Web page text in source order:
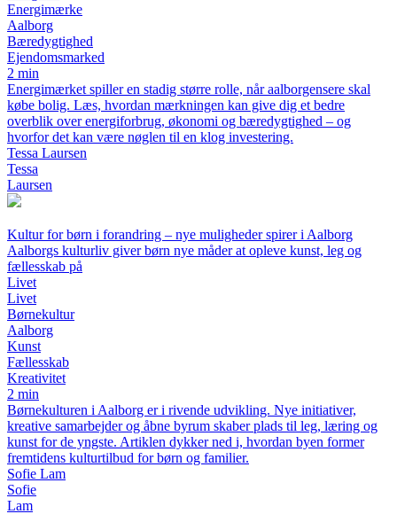
Energimærke
Aalborg
Bæredygtighed
Ejendomsmarked
2 min
Energimærket spiller en stadig større rolle, når aalborgensere skal
købe bolig. Læs, hvordan mærkningen kan give dig et bedre
overblik over energiforbrug, økonomi og bæredygtighed – og
hvorfor det kan være nøglen til en klog investering.
Tessa Laursen
Tessa
Laursen
Kultur for børn i forandring – nye muligheder spirer i Aalborg
Aalborgs kulturliv giver børn nye måder at opleve kunst, leg og
fællesskab på
Livet
Livet
Børnekultur
Aalborg
Kunst
Fællesskab
Kreativitet
2 min
Børnekulturen i Aalborg er i rivende udvikling. Nye initiativer,
kreative samarbejder og åbne byrum skaber plads til leg, læring og
kunst for de yngste. Artiklen dykker ned i, hvordan byen former
fremtidens kulturtilbud for børn og familier.
Sofie Lam
Sofie
Lam